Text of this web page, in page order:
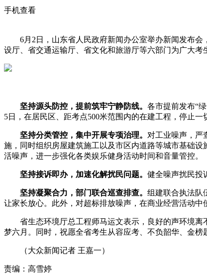
手机查看
6月2日，山东省人民政府新闻办公室举办新闻发布会
设厅、省交通运输厅、省文化和旅游厅等六部门为广大考
坚持源头防控，提前筑牢宁静防线。 各市提前发布“
5日，在居民区、距考点500米范围内的在建工程，停止
坚持分类管控，集中开展专项治理。 对工业噪声，严
施，同时组织房屋建筑施工以及市区内道路等城市基础
活噪声，进一步强化各类娱乐健身活动时间和音量管控。
坚持接诉即办，加速化解扰民问题。 健全噪声扰民投
坚持凝聚合力，部门联合巡查排查。 组建联合执法队
让家长放心。此外，对超标排放噪声，在商业经营活动
省生态环境厅总工程师马运文表示，良好的声环境离
梦六月。同时，祝愿全省考生从容应考、不负韶华、金榜
（大众新闻记者 王嘉一）
责编：高雪婷